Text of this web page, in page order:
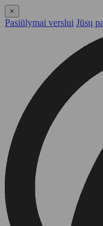
×
Pasiūlymai verslui Jūsų